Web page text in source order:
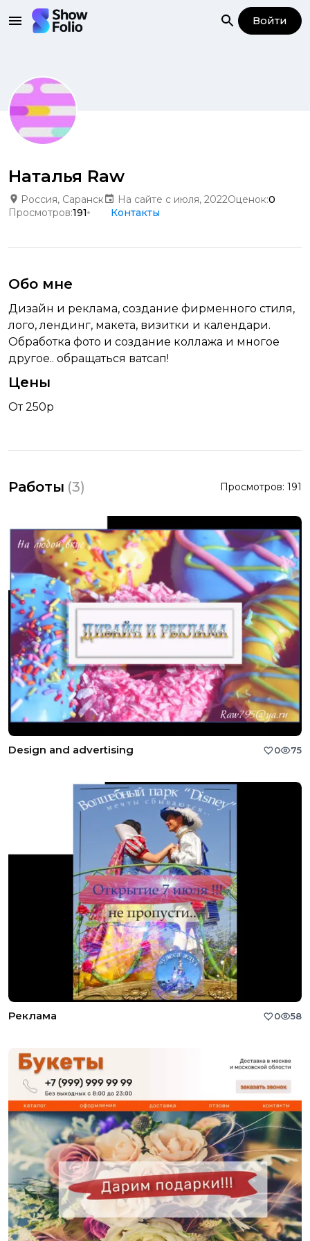
Войти
Наталья Raw
Россия, Саранск На сайте с июля, 2022Оценок:0
Просмотров:191 Контакты
Обо мне
Дизайн и реклама, создание фирменного стиля,
лого, лендинг, макета, визитки и календари.
Обработка фото и создание коллажа и многое
другое.. обращаться ватсап!
Цены
От 250р
Работы (3) Просмотров: 191
Design and advertising 0 75
Реклама 0 58